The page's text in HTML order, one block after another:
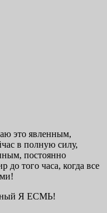
это явленным,
в полную силу,
постоянно
того часа, когда все
Я ЕСМЬ!